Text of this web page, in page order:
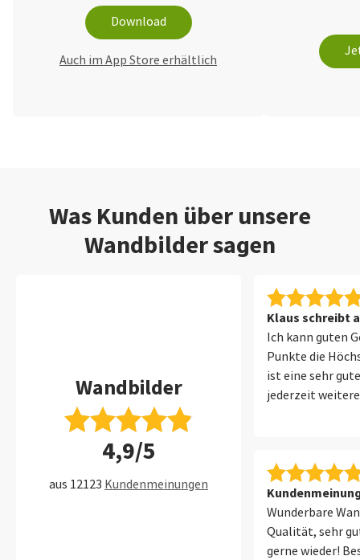
Download
Auch im App Store erhältlich
Was Kunden über unsere
Wandbilder sagen
Wandbilder
4,9/5
aus 12123 Kundenmeinungen
Klaus schreibt
Ich kann guten
Punkte die
ist eine sehr
jederzeit
Wunderbare
Qualität, sehr
gerne wieder!